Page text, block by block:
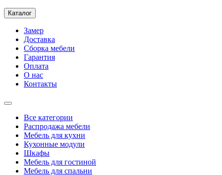
Каталог
Замер
Доставка
Сборка мебели
Гарантия
Оплата
О нас
Контакты
Все категории
Распродажа мебели
Мебель для кухни
Кухонные модули
Шкафы
Мебель для гостиной
Мебель для спальни